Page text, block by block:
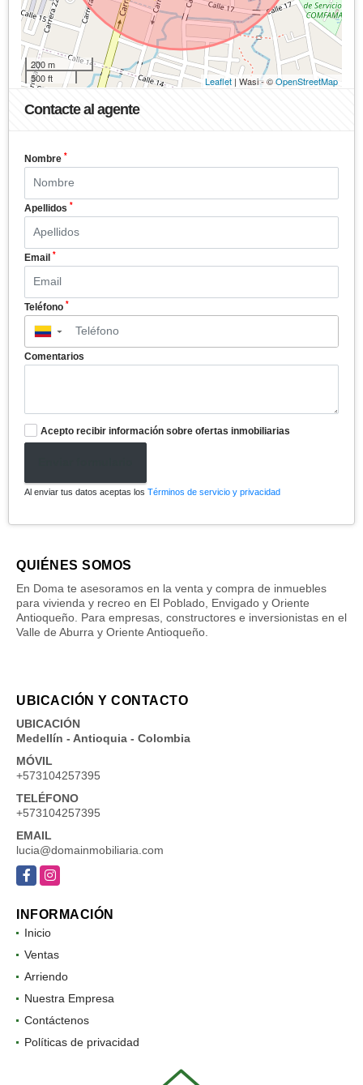
200 m
500 ft
Leaflet | Wasi - ©OpenStreetMap
Contacte al agente
Nombre *
Apellidos *
Email *
Teléfono *
▼
Comentarios
Acepto recibir información sobre ofertas inmobiliarias
Al enviar tus datos aceptas los Términos de servicio y privacidad
QUIÉNES SOMOS
En Doma te asesoramos en la venta y compra de inmuebles
para vivienda y recreo en El Poblado, Envigado y Oriente
Antioqueño. Para empresas, constructores e inversionistas en el
Valle de Aburra y Oriente Antioqueño.
UBICACIÓN Y CONTACTO
UBICACIÓN
Medellín - Antioquia - Colombia
MÓVIL
+573104257395
TELÉFONO
+573104257395
EMAIL
lucia@domainmobiliaria.com
FacebookInstagram
INFORMACIÓN
Inicio
Ventas
Arriendo
Nuestra Empresa
Contáctenos
Políticas de privacidad